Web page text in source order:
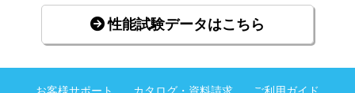
性能試験データはこちら